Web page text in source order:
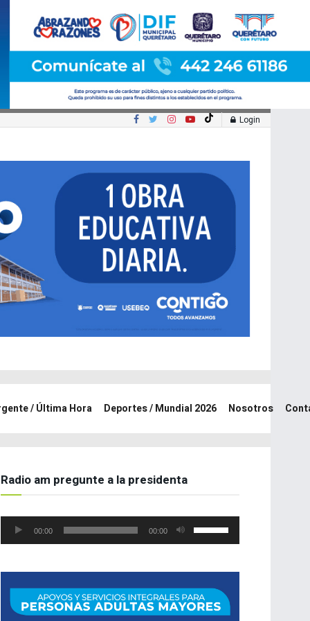
Login
/ Última Hora Deportes / Mundial 2026 Nosotros
Radio am pregunte a la presidenta
Reproductor
00:00 00:00
arriba/abajo
para